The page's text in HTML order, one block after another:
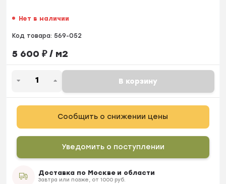
Нет в наличии
Код товара: 569-052
5 600 ₽/ м2
В корзину
Сообщить о снижении цены
Уведомить о поступлении
Доставка по Москве и области
Завтра или позже, от 1000 руб.